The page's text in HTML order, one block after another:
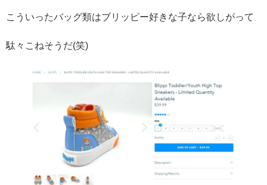
こういったバッグ類はブリッピー好きな子なら欲しがって
駄々こねそうだ(笑)